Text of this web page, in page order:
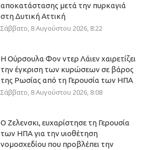
αποκατάστασης μετά την πυρκαγιά
στη Δυτική Αττική
Σάββατο, 8 Αυγούστου 2026, 8:22
Η Ούρσουλα Φον ντερ Λάιεν χαιρετίζει
την έγκριση των κυρώσεων σε βάρος
της Ρωσίας από τη Γερουσία των ΗΠΑ
Σάββατο, 8 Αυγούστου 2026, 8:08
Ο Ζελενσκι, ευχαρίστησε τη Γερουσία
των ΗΠΑ για την υιοθέτηση
νομοσχεδίου που προβλέπει την